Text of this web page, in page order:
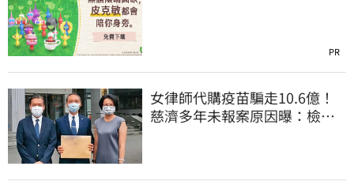
PR
女律師代購疫苗騙走10.6億！
慈濟多年未報案原因曝：檢警